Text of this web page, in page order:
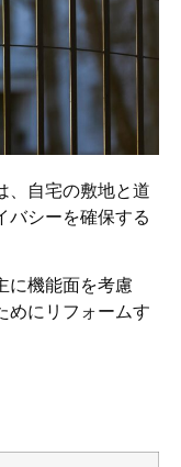
、自宅の敷地と道
バシーを確保する
に機能面を考慮
めにリフォームす